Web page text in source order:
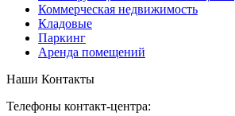
Коммерческая недвижимость
Кладовые
Паркинг
Аренда помещений
Наши Контакты
Телефоны контакт-центра: